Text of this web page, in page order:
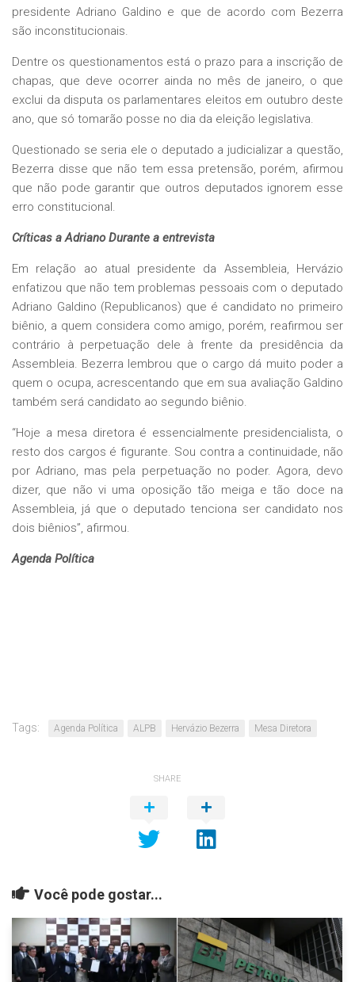
presidente Adriano Galdino e que de acordo com Bezerra
são inconstitucionais.
Dentre os questionamentos está o prazo para a inscrição de
chapas, que deve ocorrer ainda no mês de janeiro, o que
exclui da disputa os parlamentares eleitos em outubro deste
ano, que só tomarão posse no dia da eleição legislativa.
Questionado se seria ele o deputado a judicializar a questão,
Bezerra disse que não tem essa pretensão, porém, afirmou
que não pode garantir que outros deputados ignorem esse
erro constitucional.
Críticas a Adriano Durante a entrevista
Em relação ao atual presidente da Assembleia, Hervázio
enfatizou que não tem problemas pessoais com o deputado
Adriano Galdino (Republicanos) que é candidato no primeiro
biênio, a quem considera como amigo, porém, reafirmou ser
contrário à perpetuação dele à frente da presidência da
Assembleia. Bezerra lembrou que o cargo dá muito poder a
quem o ocupa, acrescentando que em sua avaliação Galdino
também será candidato ao segundo biênio.
“Hoje a mesa diretora é essencialmente presidencialista, o
resto dos cargos é figurante. Sou contra a continuidade, não
por Adriano, mas pela perpetuação no poder. Agora, devo
dizer, que não vi uma oposição tão meiga e tão doce na
Assembleia, já que o deputado tenciona ser candidato nos
dois biênios”, afirmou.
Agenda Política
Tags: Agenda Política ALPB Hervázio Bezerra Mesa Diretora
SHARE
Você pode gostar...